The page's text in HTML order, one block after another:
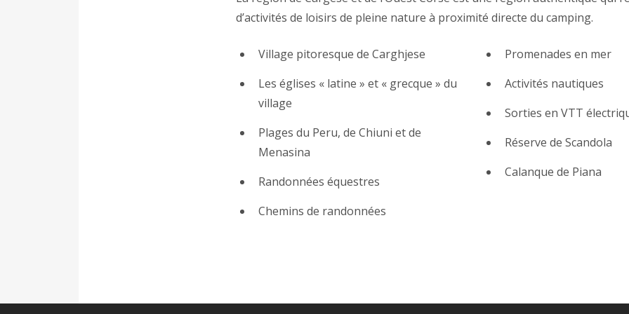
d’activités de loisirs de pleine nature à proximité directe du camping.
Village pitoresque de Carghjese
Les églises « latine » et « grecque » du
village
Plages du Peru, de Chiuni et de
Menasina
Randonnées équestres
Chemins de randonnées
Promenades en mer
Activités nautiques
Sorties en VTT
Réserve de Scandola
Calanque de Piana